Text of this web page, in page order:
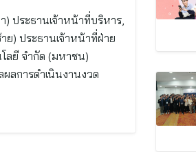
ประธานเจ้าหน้าที่บริหาร,
) ประธานเจ้าหน้าที่ฝ่าย
ลยี จำกัด (มหาชน)
ลการดำเนินงานงวด